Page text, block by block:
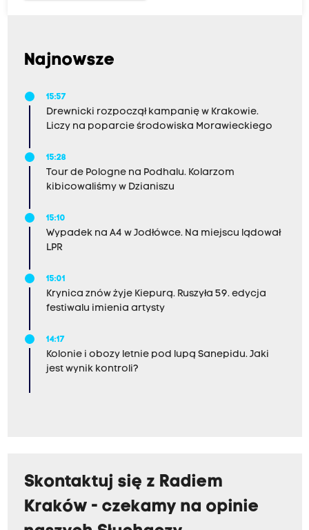
Najnowsze
15:57
Drewnicki rozpoczął kampanię w Krakowie.
Liczy na poparcie środowiska Morawieckiego
15:28
Tour de Pologne na Podhalu. Kolarzom
kibicowaliśmy w Dzianiszu
15:10
Wypadek na A4 w Jodłówce. Na miejscu lądował
LPR
15:01
Krynica znów żyje Kiepurą. Ruszyła 59. edycja
festiwalu imienia artysty
14:17
Kolonie i obozy letnie pod lupą Sanepidu. Jaki
jest wynik kontroli?
Skontaktuj się z Radiem
Kraków - czekamy na opinie